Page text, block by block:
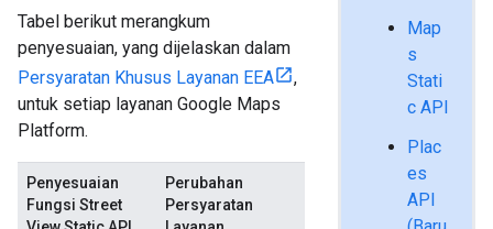
Map
s
Stati
c API
Plac
es
API
Tabel berikut merangkum
penyesuaian, yang dijelaskan dalam
Persyaratan Khusus Layanan EEA
,
untuk setiap layanan Google Maps
Platform.
Penyesuaian
Fungsi Street
Perubahan
Persyaratan